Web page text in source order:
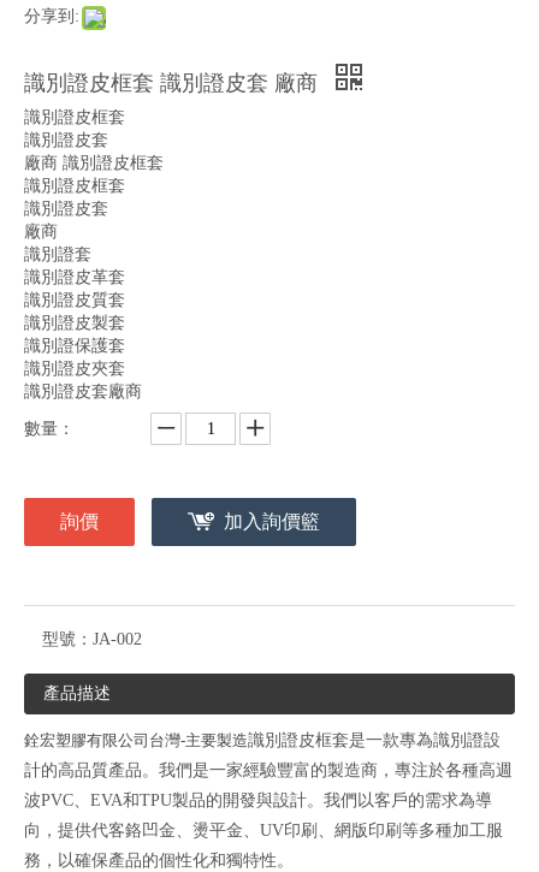
分享到:
識別證皮框套 識別證皮套 廠商
識別證皮框套
識別證皮套
廠商 識別證皮框套
識別證皮框套
識別證皮套
廠商
識別證套
識別證皮革套
識別證皮質套
識別證皮製套
識別證保護套
識別證皮夾套
識別證皮套廠商
數量：
詢價 加入詢價籃
型號： JA-002
產品描述
銓宏塑膠有限公司台灣-主要製造識別證皮框套是一款專為識別證設
計的高品質產品。我們是一家經驗豐富的製造商，專注於各種高週
波PVC、EVA和TPU製品的開發與設計。我們以客戶的需求為導
向，提供代客鉻凹金、燙平金、UV印刷、網版印刷等多種加工服
務，以確保產品的個性化和獨特性。